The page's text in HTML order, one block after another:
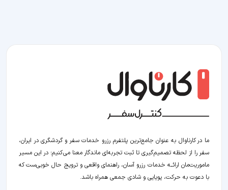
ما در کارناوال به عنوان جامع‌ترین پلتفرم رزرو خدمات سفر و گردشگری در ایران،
سفر را از لحظه‌ تصمیم‌گیری تا ثبت تجربه‌ای ماندگار معنا می‌کنیم؛ در این مسیر‍
ماموریت‌مان اراﺋــﻪ خدمات رزرو آسان، راهنمای واقعی و ترویج حال خوبی‌ست که
با دعوت به حرکت، پویایی و شادی جمعی همراه باشد.